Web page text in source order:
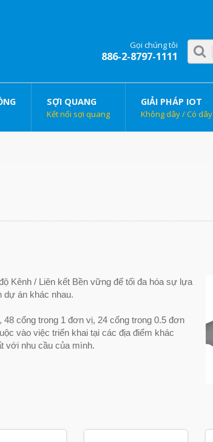
Gọi chúng tôi
886-2-8797-1111
SỢI QUANG
Kết nối sợi quang
GIẢI PHÁP IOT
Không dây / Có dây
Kênh / Liên kết Bền vững để tối đa hóa sự lựa
dự án khác nhau.
cổng trong 1 đơn vị, 24 cổng trong 0.5 đơn
vào việc triển khai tại các địa điểm khác
với nhu cầu của mình.